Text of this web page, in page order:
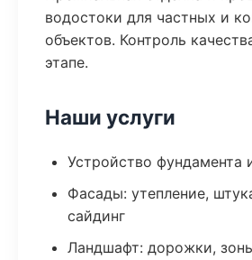
водостоки для частных и
объектов. Контроль
этапе.
Наши услуги
Устройство фундамента
Фасады: утепление,
сайдинг
Ландшафт: дорожки,